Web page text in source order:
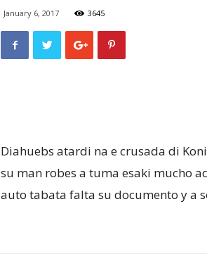
January 6, 2017 3645
Diahuebs atardi na e crusada di
su man robes a tuma esaki mucho
auto tabata falta su documento y a